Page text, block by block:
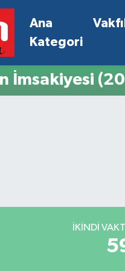
Ana
Kategori
İmsakiyesi
İKINDI